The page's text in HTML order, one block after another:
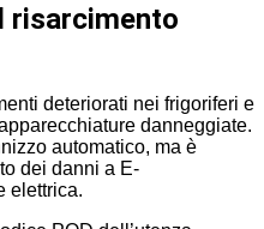
risarcimento
deteriorati nei frigoriferi e
danneggiate.
automatico, ma è
dei danni a E-
elettrica.